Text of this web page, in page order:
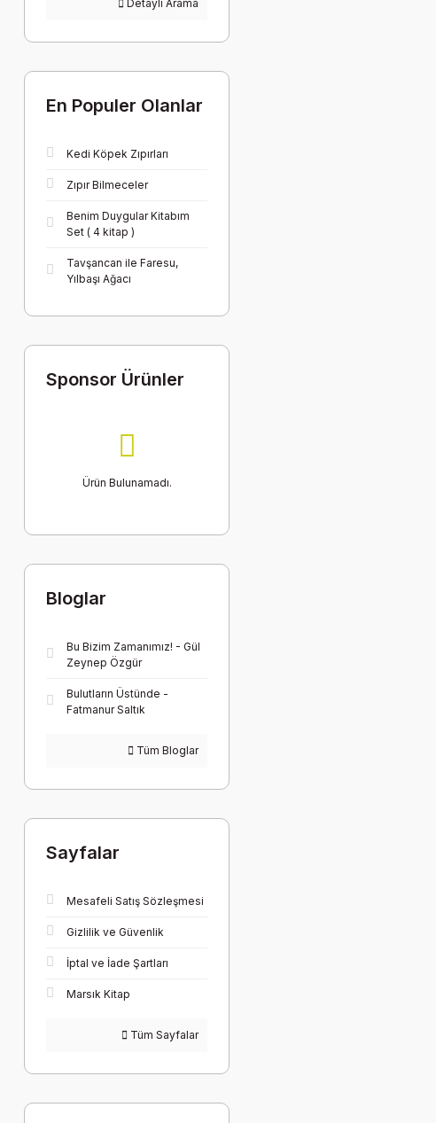
Detaylı Arama
En Populer Olanlar
Kedi Köpek Zıpırları
Zıpır Bilmeceler
Benim Duygular Kitabım
Set ( 4 kitap )
Tavşancan ile Faresu,
Yılbaşı Ağacı
Sponsor Ürünler
Ürün Bulunamadı.
Bloglar
Bu Bizim Zamanımız! - Gül
Zeynep Özgür
Bulutların Üstünde -
Fatmanur Saltık
Tüm Bloglar
Sayfalar
Mesafeli Satış Sözleşmesi
Gizlilik ve Güvenlik
İptal ve İade Şartları
Marsık Kitap
Tüm Sayfalar